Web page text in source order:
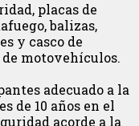
placas de
balizas,
y casco de
de motovehículos.
adecuado a la
de 10 años en el
acorde a la